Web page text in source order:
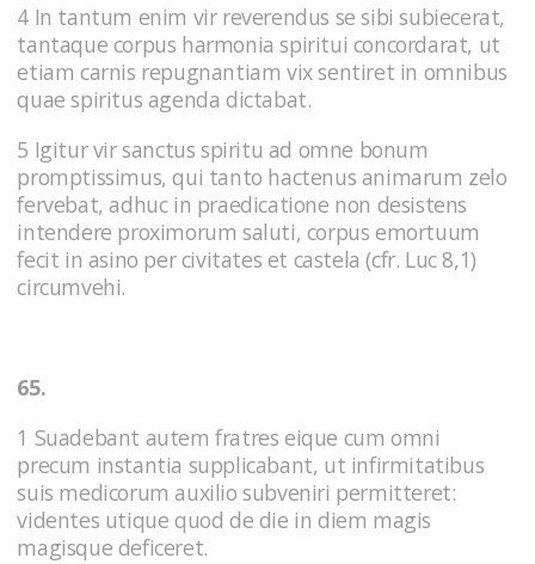
4 In tantum enim vir reverendus se sibi subiecerat,
tantaque corpus harmonia spiritui concordarat, ut
etiam carnis repugnantiam vix sentiret in omnibus
quae spiritus agenda dictabat.
5 Igitur vir sanctus spiritu ad omne bonum
promptissimus, qui tanto hactenus animarum zelo
fervebat, adhuc in praedicatione non desistens
intendere proximorum saluti, corpus emortuum
fecit in asino per civitates et castela (cfr. Luc 8,1)
circumvehi.
65.
1 Suadebant autem fratres eique cum omni
precum instantia supplicabant, ut infirmitatibus
suis medicorum auxilio subveniri permitteret:
videntes utique quod de die in diem magis
magisque deficeret.